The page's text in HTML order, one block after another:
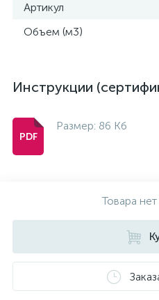
Артикул
Объем (м3)
Инструкции
Размер: 86 Кб
Товара